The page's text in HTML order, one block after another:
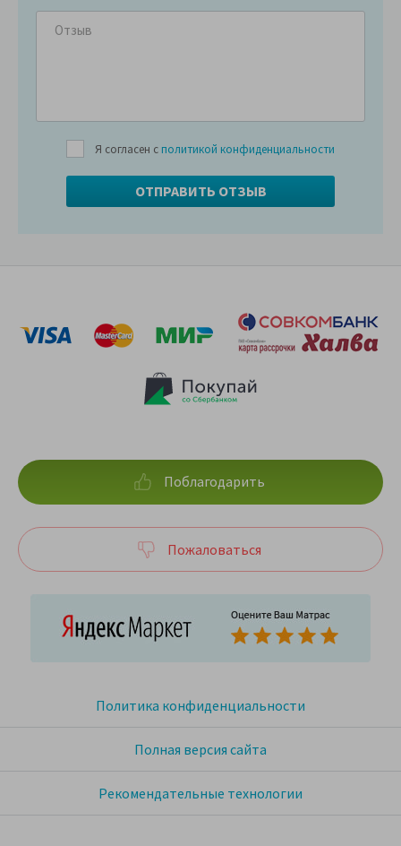
Я согласен с политикой конфиденциальности
Политика конфиденциальности
Полная версия сайта
Рекомендательные технологии
Поблагодарить
Пожаловаться